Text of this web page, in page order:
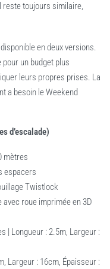
reste toujours similaire,
en deux versions.
un budget plus
leurs propres prises. La
a besoin le Weekend
d’escalade)
mètres
espacers
Twistlock
roue imprimée en 3D
| Longueur : 2.5m, Largeur :
Largeur : 16cm, Épaisseur :